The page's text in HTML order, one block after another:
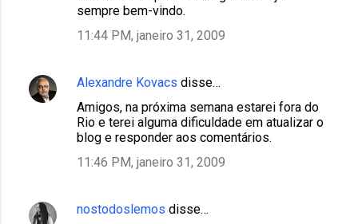
sempre bem-vindo.
11:44 PM, janeiro 31, 2009
Alexandre Kovacs disse…
Amigos, na próxima semana estarei fora do
Rio e terei alguma dificuldade em atualizar o
blog e responder aos comentários.
11:46 PM, janeiro 31, 2009
nostodoslemos disse…